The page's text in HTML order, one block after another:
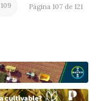
Página 107 de 121
109